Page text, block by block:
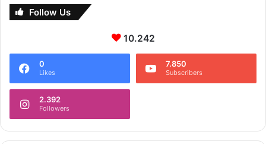
Follow Us
10.242
0
Likes
7.850
Subscribers
2.392
Followers